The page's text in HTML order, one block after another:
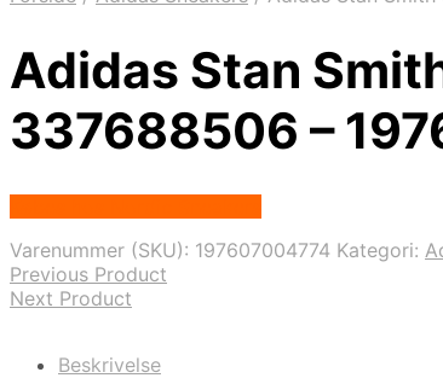
Adidas Stan
337688506 –
Varenummer (SKU): 197607004774 Kategori:
Previous Product
Next Product
Beskrivelse